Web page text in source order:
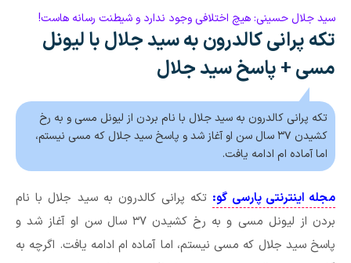
سید جلال حسینی: هیچ اختلافی وجود ندارد و شیطنت رسانه هاست!
تکه پرانی کالدرون به سید جلال با لیونل
مسی + پاسخ سید جلال
تکه پرانی کالدرون به سید جلال با نام بردن از لیونل مسی و به رخ
کشیدن ۳۷ سال سن او آغاز شد و پاسخ سید جلال که مسی نیستم،
اما آماده ام ادامه یافت.
مجله اینترنتی پارسی گو: تکه پرانی کالدرون به سید جلال با نام
بردن از لیونل مسی و به رخ کشیدن ۳۷ سال سن او آغاز شد و
پاسخ سید جلال که مسی نیستم، اما آماده ام ادامه یافت. اگرچه به